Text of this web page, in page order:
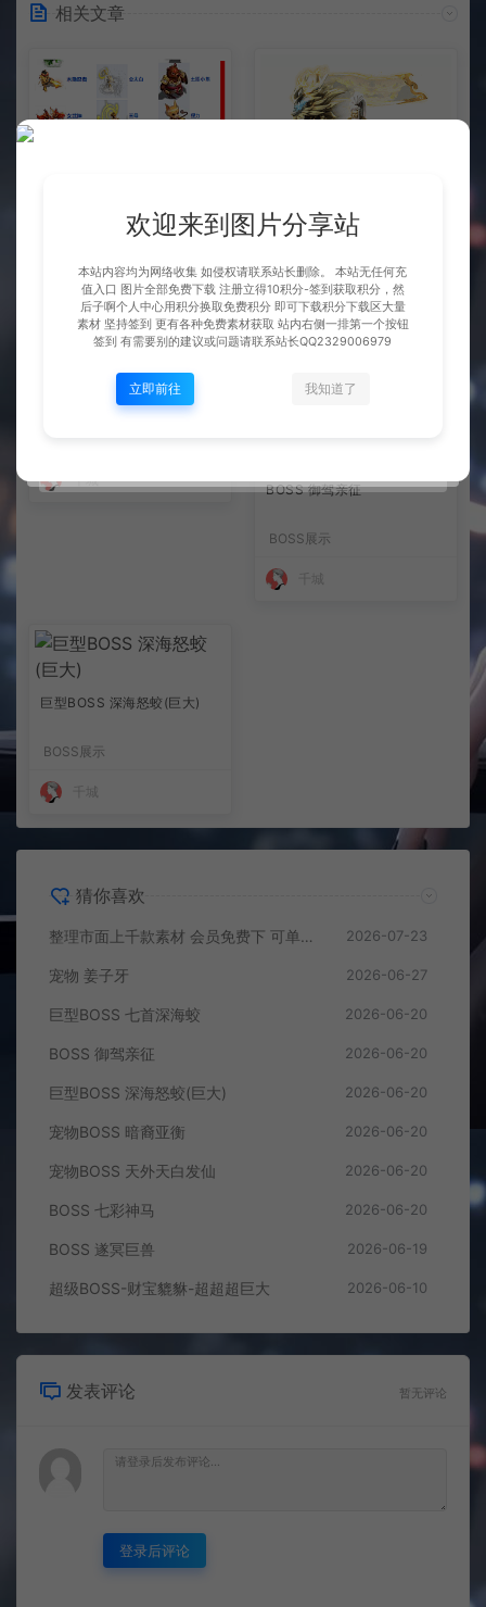
相关文章
下 可单独买-5个多G
千城 千城
巨型BOSS 七首深海蛟
千城
BOSS 御驾亲征
BOSS展示
巨型BOSS 深海怒蛟(巨大)
BOSS展示
猜你喜欢
整理市面上千款素材 会员免费下 可单独买-5个多G 2026-07-23
宠物 姜子牙 2026-06-27
巨型BOSS 七首深海蛟 2026-06-20
BOSS 御驾亲征 2026-06-20
巨型BOSS 深海怒蛟(巨大) 2026-06-20
宠物BOSS 暗裔亚衡 2026-06-20
宠物BOSS 天外天白发仙 2026-06-20
BOSS 七彩神马 2026-06-20
BOSS 遂冥巨兽 2026-06-19
超级BOSS-财宝貔貅-超超超巨大 2026-06-10
发表评论 暂无评论
登录后评论
欢迎来到图片分享站
本站内容均为网络收集 如侵权请联系站长删除。 本站无任何充
值入口 图片全部免费下载 注册立得10积分-签到获取积分，然
后子啊个人中心用积分换取免费积分 即可下载积分下载区大量
素材 坚持签到 更有各种免费素材获取 站内右侧一排第一个按钮
签到 有需要别的建议或问题请联系站长QQ2329006979
立即前往 我知道了